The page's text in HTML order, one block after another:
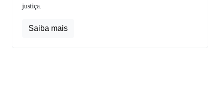
justiça.
Saiba mais